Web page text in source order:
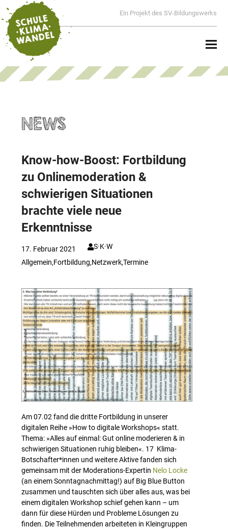
Ein Projekt des SV-Bildungswerks
NEWS
Know-how-Boost: Fortbildung
zu Onlinemoderation &
schwierigen Situationen
brachte viele neue
Erkenntnisse
17. Februar 2021
S·K·W
Allgemein,Fortbildung,Netzwerk,Termine
Am 07.02 fand die dritte Fortbildung in unserer
digitalen Reihe »How to digitale Workshops« statt.
Thema: »Alles auf einmal: Gut online moderieren & in
schwierigen Situationen ruhig bleiben«. 17 Klima-
Botschafter*innen und weitere Aktive fanden sich
gemeinsam mit der Moderations-Expertin Nelo Locke
(an einem Sonntagnachmittag!) auf Big Blue Button
zusammen und tauschten sich über alles aus, was bei
einem digitalen Workshop schief gehen kann – um
dann für diese Hürden und Probleme Lösungen zu
finden. Die Teilnehmenden arbeiteten in Kleingruppen